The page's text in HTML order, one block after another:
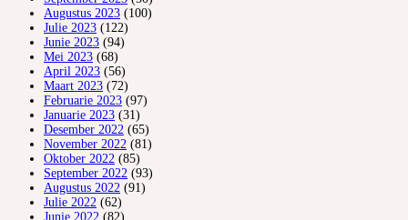
Augustus 2023 (100)
Julie 2023 (122)
Junie 2023 (94)
Mei 2023 (68)
April 2023 (56)
Maart 2023 (72)
Februarie 2023 (97)
Januarie 2023 (31)
Desember 2022 (65)
November 2022 (81)
Oktober 2022 (85)
September 2022 (93)
Augustus 2022 (91)
Julie 2022 (62)
Junie 2022 (82)